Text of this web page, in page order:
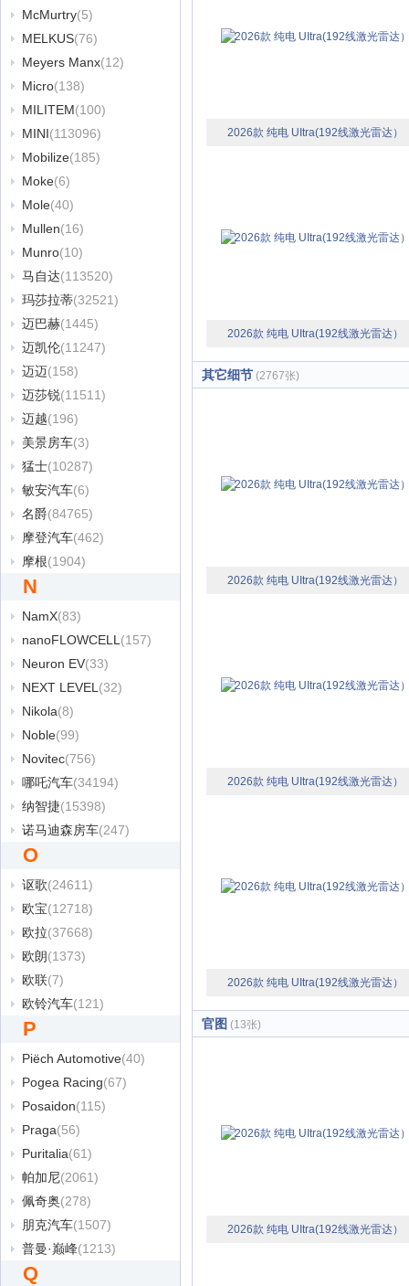
McMurtry(5)
MELKUS(76)
Meyers Manx(12)
Micro(138)
MILITEM(100)
MINI(113096)
Mobilize(185)
Moke(6)
Mole(40)
Mullen(16)
Munro(10)
马自达(113520)
玛莎拉蒂(32521)
迈巴赫(1445)
迈凯伦(11247)
迈迈(158)
迈莎锐(11511)
迈越(196)
美景房车(3)
猛士(10287)
敏安汽车(6)
名爵(84765)
摩登汽车(462)
摩根(1904)
N
NamX(83)
nanoFLOWCELL (157)
Neuron EV(33)
NEXT LEVEL (32)
Nikola(8)
Noble(99)
Novitec(756)
哪吒汽车(34194)
纳智捷(15398)
诺马迪森房车(247)
O
讴歌(24611)
欧宝(12718)
欧拉(37668)
欧朗(1373)
欧联(7)
欧铃汽车(121)
P
Piëch Automotive(40)
Pogea Racing(67)
Posaidon(115)
Praga(56)
Puritalia(61)
帕加尼(2061)
佩奇奥(278)
朋克汽车(1507)
普曼·巅峰(1213)
Q
2026款 纯电 UItra(192线激光雷达）
2026款 纯电 UItra(192线激光雷达）
其它细节 (2767张)
2026款 纯电 UItra(192线激光雷达）
2026款 纯电 UItra(192线激光雷达）
2026款 纯电 UItra(192线激光雷达）
官图 (13张)
2026款 纯电 UItra(192线激光雷达）